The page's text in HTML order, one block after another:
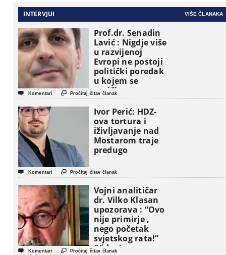
INTERVJUI VIŠE ČLANAKA
Prof.dr. Senadin
Lavić : Nigdje više
u razvijenoj
Evropi ne postoji
politički poredak
u kojem se
etničke grupe
pojavljuju kao
osnovne
političke jedinice
 Komentari  Pročitaj čitav članak
Ivor Perić: HDZ-
ova tortura i
iživljavanje nad
Mostarom traje
predugo
 Komentari  Pročitaj čitav članak
Vojni analitičar
dr. Vilko Klasan
upozorava : “Ovo
nije primirje ,
nego početak
svjetskog rata!”
(Video)
 Komentari  Pročitaj čitav članak